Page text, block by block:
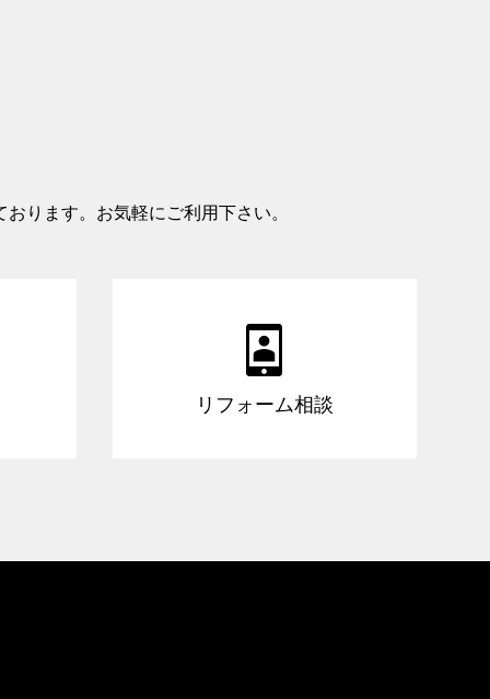
ります。お気軽にご利用下さい。

リフォーム相談